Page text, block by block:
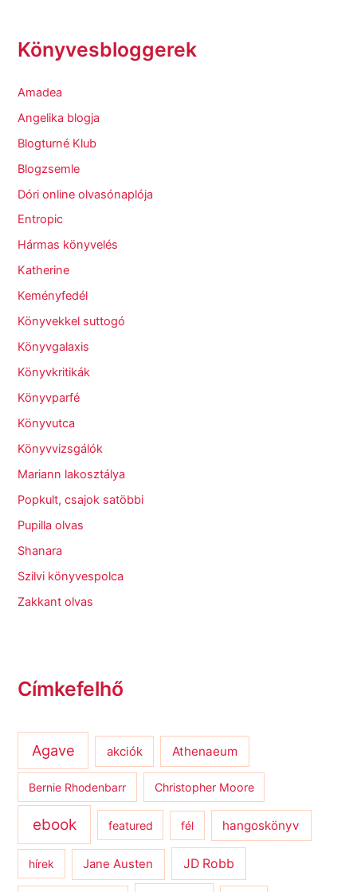
Könyvesbloggerek
Amadea
Angelika blogja
Blogturné Klub
Blogzsemle
Dóri online olvasónaplója
Entropic
Hármas könyvelés
Katherine
Keményfedél
Könyvekkel suttogó
Könyvgalaxis
Könyvkritikák
Könyvparfé
Könyvutca
Könyvvizsgálók
Mariann lakosztálya
Popkult, csajok satöbbi
Pupilla olvas
Shanara
Szilvi könyvespolca
Zakkant olvas
Címkefelhő
Agave akciók Athenaeum
Bernie Rhodenbarr Christopher Moore
ebook featured fél hangoskönyv
hírek Jane Austen JD Robb